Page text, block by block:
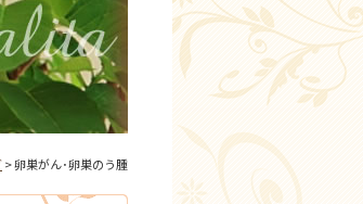
> 卵巣がん･卵巣のう腫